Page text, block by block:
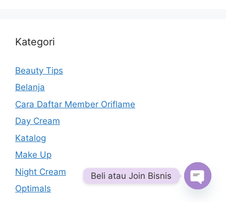
Kategori
Beauty Tips
Belanja
Cara Daftar Member Oriflame
Day Cream
Katalog
Make Up
Night Cream
Optimals
Beli atau Join Bisnis